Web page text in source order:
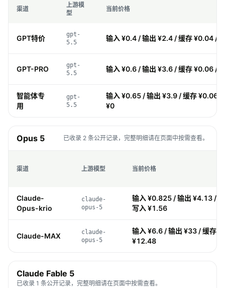
渠道
上游模
型
当前价格
GPT特价
gpt-
5.5
输入 ¥0.4 / 输出 ¥2.4 / 缓存 ¥0.04 /
GPT-PRO
gpt-
5.5
输入 ¥0.6 / 输出 ¥3.6 / 缓存 ¥0.06 /
智能体专
用
gpt-
5.5
输入 ¥0.65 / 输出 ¥3.9 / 缓存 ¥0.065
¥0
Opus 5 已收录 2 条公开记录，完整明细请在页面中按需查看。
渠道 上游模型 当前价格
Claude-
Opus-krio
claude-
opus-5
输入 ¥0.825 / 输出 ¥4.13 /
写入 ¥1.56
Claude-MAX
claude-
opus-5
输入 ¥6.6 / 输出 ¥33 / 缓存
¥12.48
Claude Fable 5
已收录 1 条公开记录，完整明细请在页面中按需查看。